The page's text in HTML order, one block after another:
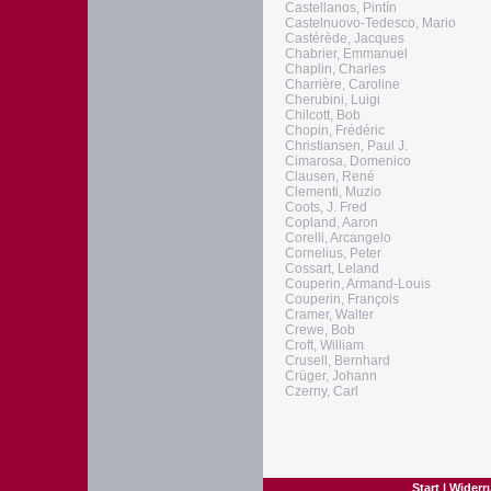
Castellanos, Pintín
Castelnuovo-Tedesco, Mario
Castérède, Jacques
Chabrier, Emmanuel
Chaplin, Charles
Charrière, Caroline
Cherubini, Luigi
Chilcott, Bob
Chopin, Frédéric
Christiansen, Paul J.
Cimarosa, Domenico
Clausen, René
Clementi, Muzio
Coots, J. Fred
Copland, Aaron
Corelli, Arcangelo
Cornelius, Peter
Cossart, Leland
Couperin, Armand-Louis
Couperin, François
Cramer, Walter
Crewe, Bob
Croft, William
Crusell, Bernhard
Crüger, Johann
Czerny, Carl
Start |